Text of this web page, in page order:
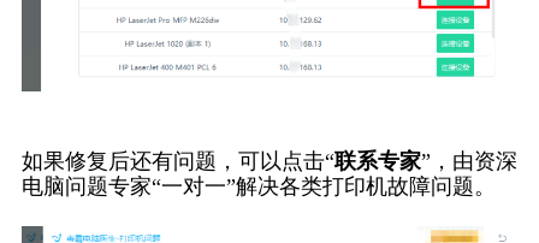
如果修复后还有问题，可以点击“联系专家”，由资深
电脑问题专家“一对一”解决各类打印机故障问题。